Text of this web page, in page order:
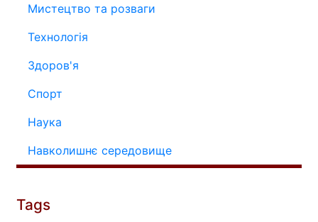
Мистецтво та розваги
Технологія
Здоров'я
Спорт
Наука
Навколишнє середовище
Tags